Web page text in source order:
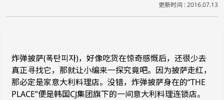
更新时间 : 2016.07.13
炸弹披萨(폭탄피자)，好像吃货在惊奇感慨后，还很少去
真正寻找它，那就让小编来一探究竟吧。因为披萨走红，
那必定是家意大利料理店。没错，炸弹披萨身在的“THE
PLACE”便是韩国CJ集团旗下的一间意大利料理连锁店。